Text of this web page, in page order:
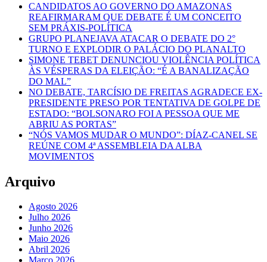
CANDIDATOS AO GOVERNO DO AMAZONAS
REAFIRMARAM QUE DEBATE É UM CONCEITO
SEM PRÁXIS-POLÍTICA
GRUPO PLANEJAVA ATACAR O DEBATE DO 2°
TURNO E EXPLODIR O PALÁCIO DO PLANALTO
SIMONE TEBET DENUNCIOU VIOLÊNCIA POLÍTICA
ÀS VÉSPERAS DA ELEIÇÃO: “É A BANALIZAÇÃO
DO MAL”
NO DEBATE, TARCÍSIO DE FREITAS AGRADECE EX-
PRESIDENTE PRESO POR TENTATIVA DE GOLPE DE
ESTADO: “BOLSONARO FOI A PESSOA QUE ME
ABRIU AS PORTAS”
“NÓS VAMOS MUDAR O MUNDO”: DÍAZ-CANEL SE
REÚNE COM 4ª ASSEMBLEIA DA ALBA
MOVIMENTOS
Arquivo
Agosto 2026
Julho 2026
Junho 2026
Maio 2026
Abril 2026